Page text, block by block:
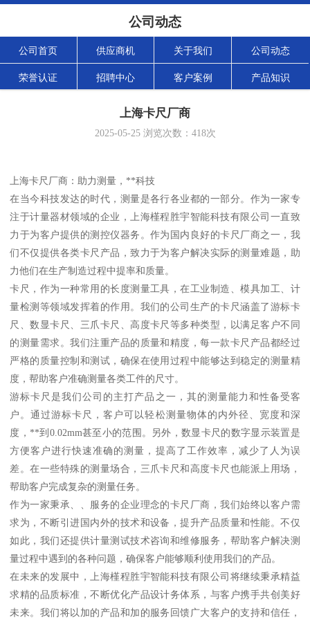
公司动态
公司首页 供应商机 关于我们 公司动态
荣誉认证 招聘中心 客户案例 产品知识
上海卡尺厂商
2025-05-25浏览次数： 418次
上海卡尺厂商：助力测量，**科技
在当今科技发达的时代，测量是各行各业都的一部分。作为一家专
注于计量器材领域的企业，上海槿程胜宇智能科技有限公司一直致
力于为客户提供的测控仪器务。作为国内良好的卡尺厂商之一，我
们不仅提供各类卡尺产品，致力于为客户解决实际的测量难题，助
力他们在生产制造过程中提率和质量。
卡尺，作为一种常用的长度测量工具，在工业制造、模具加工、计
量检测等领域发挥着的作用。我们的公司生产的卡尺涵盖了游标卡
尺、数显卡尺、三爪卡尺、高度卡尺等多种类型，以满足客户不同
的测量需求。我们注重产品的质量和精度，每一款卡尺产品都经过
严格的质量控制和测试，确保在使用过程中能够达到稳定的测量精
度，帮助客户准确测量各类工件的尺寸。
游标卡尺是我们公司的主打产品之一，其的测量能力和性备受客
户。通过游标卡尺，客户可以轻松测量物体的内外径、宽度和深
度，**到0.02mm甚至小的范围。另外，数显卡尺的数字显示装置是
方便客户进行快速准确的测量，提高了工作效率，减少了人为误
差。在一些特殊的测量场合，三爪卡尺和高度卡尺也能派上用场，
帮助客户完成复杂的测量任务。
作为一家秉承、、服务的企业理念的卡尺厂商，我们始终以客户需
求为，不断引进国内外的技术和设备，提升产品质量和性能。不仅
如此，我们还提供计量测试技术咨询和维修服务，帮助客户解决测
量过程中遇到的各种问题，确保客户能够顺利使用我们的产品。
在未来的发展中，上海槿程胜宇智能科技有限公司将继续秉承精益
求精的品质标准，不断优化产品设计务体系，与客户携手共创美好
未来。我们将以加的产品和加的服务回馈广大客户的支持和信任，